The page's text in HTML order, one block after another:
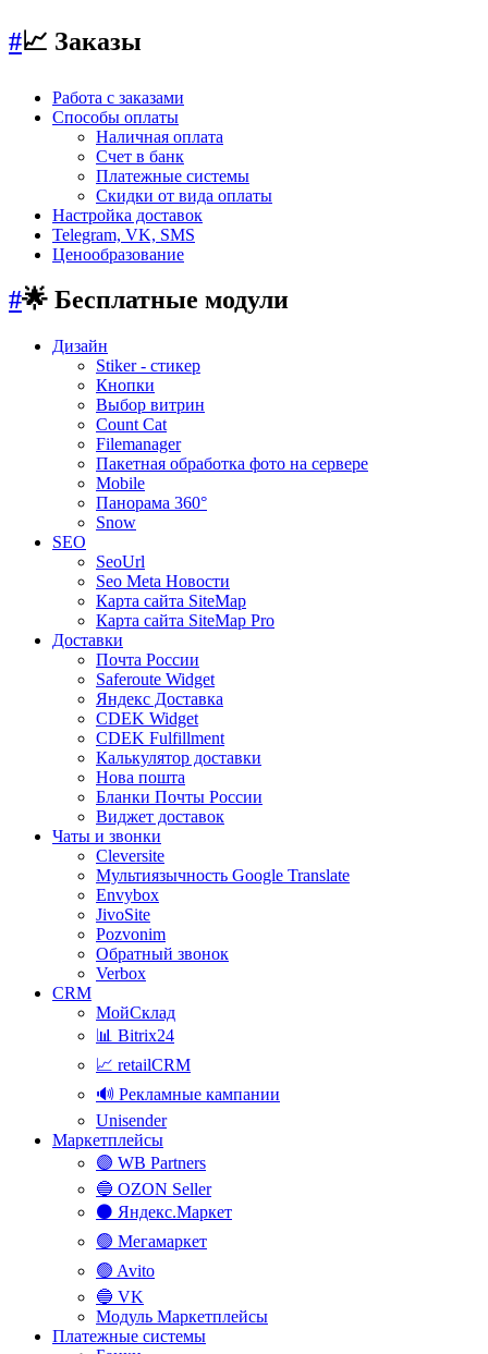
#📈 Заказы
Работа с заказами
Способы оплаты
Наличная оплата
Счет в банк
Платежные системы
Скидки от вида оплаты
Настройка доставок
Telegram, VK, SMS
Ценообразование
#🌟 Бесплатные модули
Дизайн
Stiker - стикер
Кнопки
Выбор витрин
Count Cat
Filemanager
Пакетная обработка фото на сервере
Mobile
Панорама 360°
Snow
SEO
SeoUrl
Seo Meta Новости
Карта сайта SiteMap
Карта сайта SiteMap Pro
Доставки
Почта России
Saferoute Widget
Яндекс Доставка
CDEK Widget
CDEK Fulfillment
Калькулятор доставки
Нова пошта
Бланки Почты России
Виджет доставок
Чаты и звонки
Cleversite
Мультиязычность Google Translate
Envybox
JivoSite
Pozvonim
Обратный звонок
Verbox
CRM
МойСклад
📊 Bitrix24
📈 retailCRM
🔊 Рекламные кампании
Unisender
Маркетплейсы
🟣 WB Partners
🔵 OZON Seller
⚫ Яндекс.Маркет
🟢 Мегамаркет
🟢 Avito
🔵 VK
Модуль Маркетплейсы
Платежные системы